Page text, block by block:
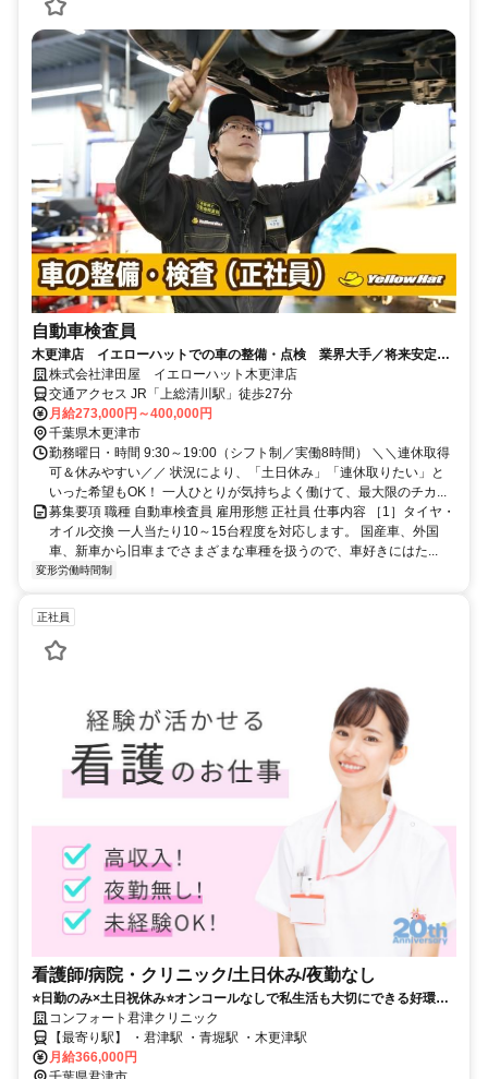
自動車検査員
木更津店 イエローハットでの車の整備・点検 業界大手／将来安定／
未経験から資格取得など働く環境◎
株式会社津田屋 イエローハット木更津店
交通アクセス JR「上総清川駅」徒歩27分
月給273,000円～400,000円
千葉県木更津市
勤務曜日・時間 9:30～19:00（シフト制／実働8時間） ＼＼連休取得
可＆休みやすい／／ 状況により、「土日休み」「連休取りたい」と
いった希望もOK！ 一人ひとりが気持ちよく働けて、最大限のチカ...
募集要項 職種 自動車検査員 雇用形態 正社員 仕事内容 ［1］タイヤ・
オイル交換 一人当たり10～15台程度を対応します。 国産車、外国
車、新車から旧車までさまざまな車種を扱うので、車好きにはた...
変形労働時間制
正社員
看護師/病院・クリニック/土日休み/夜勤なし
⭐日勤のみ×土日祝休み⭐オンコールなしで私生活も大切にできる好環境
✨働きやすさ重視の方におすすめ❗️
コンフォート君津クリニック
【最寄り駅】 ・君津駅 ・青堀駅 ・木更津駅
月給366,000円